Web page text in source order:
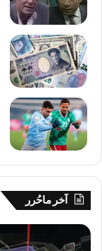
آخر ماحُرر